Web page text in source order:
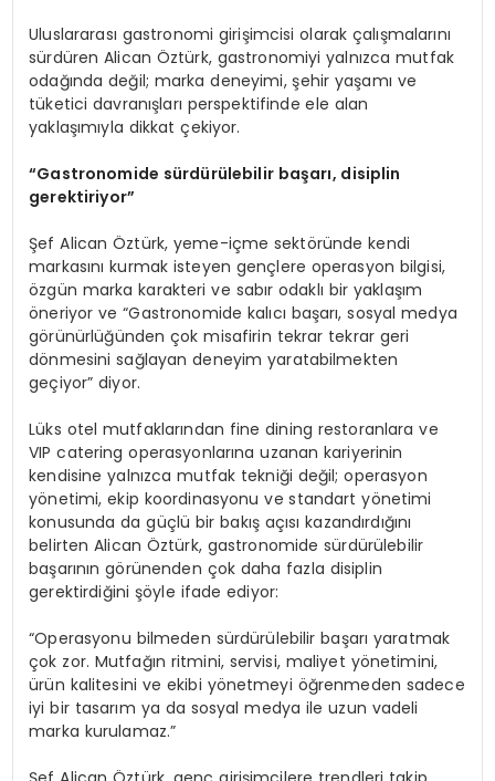
Uluslararası gastronomi girişimcisi olarak çalışmalarını
sürdüren Alican Öztürk, gastronomiyi yalnızca mutfak
odağında değil; marka deneyimi, şehir yaşamı ve
tüketici davranışları perspektifinde ele alan
yaklaşımıyla dikkat çekiyor.
“Gastronomide sürdürülebilir başarı, disiplin
gerektiriyor”
Şef Alican Öztürk, yeme-içme sektöründe kendi
markasını kurmak isteyen gençlere operasyon bilgisi,
özgün marka karakteri ve sabır odaklı bir yaklaşım
öneriyor ve “Gastronomide kalıcı başarı, sosyal medya
görünürlüğünden çok misafirin tekrar tekrar geri
dönmesini sağlayan deneyim yaratabilmekten
geçiyor” diyor.
Lüks otel mutfaklarından fine dining restoranlara ve
VIP catering operasyonlarına uzanan kariyerinin
kendisine yalnızca mutfak tekniği değil; operasyon
yönetimi, ekip koordinasyonu ve standart yönetimi
konusunda da güçlü bir bakış açısı kazandırdığını
belirten Alican Öztürk, gastronomide sürdürülebilir
başarının görünenden çok daha fazla disiplin
gerektirdiğini şöyle ifade ediyor:
“Operasyonu bilmeden sürdürülebilir başarı yaratmak
çok zor. Mutfağın ritmini, servisi, maliyet yönetimini,
ürün kalitesini ve ekibi yönetmeyi öğrenmeden sadece
iyi bir tasarım ya da sosyal medya ile uzun vadeli
marka kurulamaz.”